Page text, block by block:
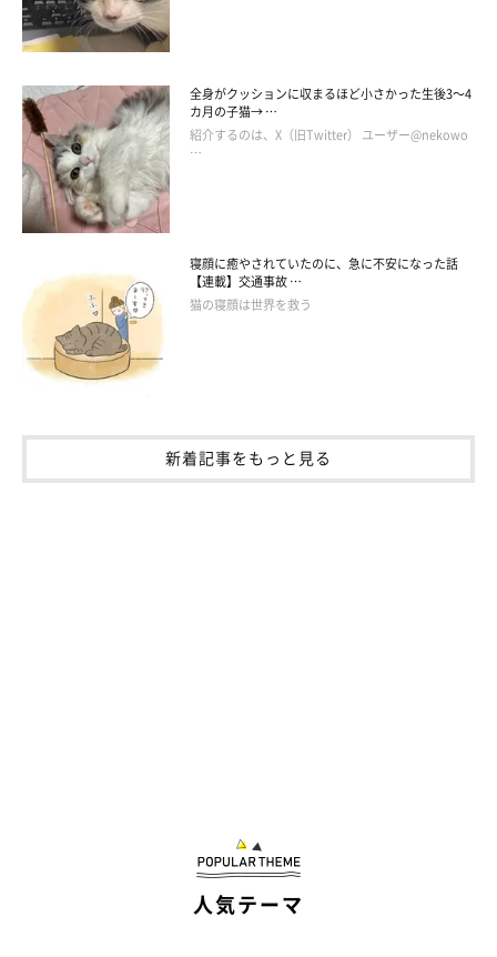
は嬉しいですね！
全身がクッションに収まるほど小さかった生後3～4
カ月の子猫→ …
紹介するのは、X（旧Twitter） ユーザー@nekowo
…
寝顔に癒やされていたのに、急に不安になった話
【連載】交通事故 …
猫の寝顔は世界を救う
新着記事をもっと見る
人気テーマ